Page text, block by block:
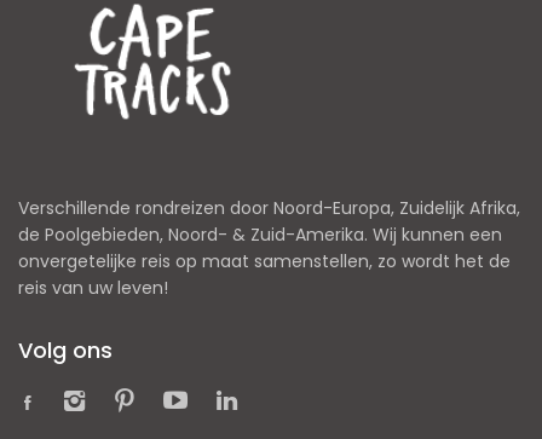
Verschillende rondreizen door Noord-Europa, Zuidelijk Afrika,
de Poolgebieden, Noord- & Zuid-Amerika. Wij kunnen een
onvergetelijke reis op maat samenstellen, zo wordt het de
reis van uw leven!
Volg ons